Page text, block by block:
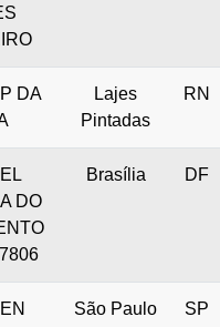
DA
Lajes
Pintadas
RN
DO
Brasília DF
São Paulo SP